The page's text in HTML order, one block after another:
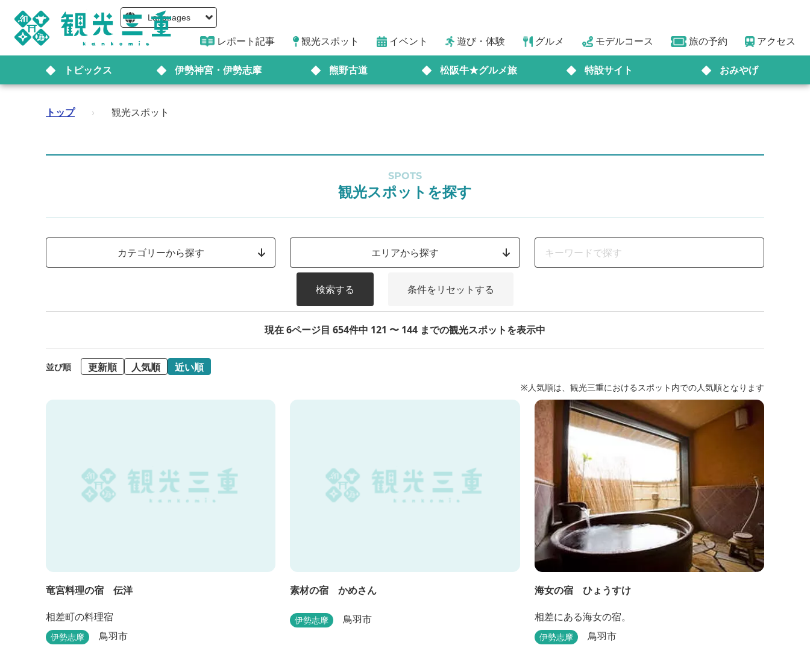
Languages
レポート記事 観光スポット イベント 遊び・体験 グルメ モデルコース 旅の予約 アクセス
トピックス 伊勢神宮・伊勢志摩 熊野古道 松阪牛★グルメ旅 特設サイト おみやげ
トップ › 観光スポット
SPOTS
観光スポットを探す
カテゴリーから探す エリアから探す
検索する 条件をリセットする
現在 6ページ目 654件中 121 〜 144 までの観光スポットを表示中
並び順 更新順 人気順 近い順
※人気順は、観光三重におけるスポット内での人気順となります
竜宮料理の宿 伝洋
相差町の料理宿
伊勢志摩 鳥羽市
素材の宿 かめさん
伊勢志摩 鳥羽市
海女の宿 ひょうすけ
相差にある海女の宿。
伊勢志摩 鳥羽市